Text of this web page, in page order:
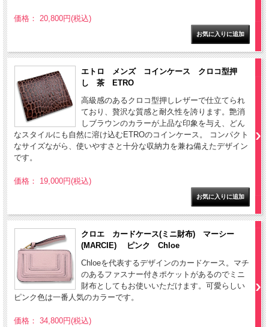
価格： 20,800円(税込)
エトロ メンズ コインケース クロコ型押
し 茶 ETRO
高級感のあるクロコ型押しレザーで仕立てられ
ており、贅沢な質感と耐久性を誇ります。艶消
しブラウンのカラーが上品な印象を与え、どん
なスタイルにも自然に溶け込むETROのコインケース。 コンパクト
なサイズながら、使いやすさと十分な収納力を兼ね備えたデザイン
です。
価格： 19,000円(税込)
クロエ カードケース(ミニ財布) マーシー
(MARCIE) ピンク Chloe
Chloeを代表するデザインのカードケース。マチ
のあるファスナー付きポケットがあるのでミニ
財布としてもお使いいただけます。可愛らしい
ピンク色は一番人気のカラーです。
価格： 34,800円(税込)